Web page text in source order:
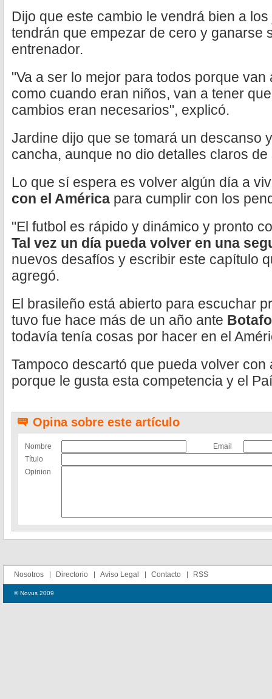
Dijo que este cambio le vendrá bien a
tendrán que empezar de cero y ganarse
entrenador.
"Va a ser lo mejor para todos porque
como cuando eran niños, van a tener
cambios eran necesarios", explicó.
Jardine dijo que se tomará un descanso
cancha, aunque no dio detalles claros de
Lo que sí espera es volver algún día a
con el América para cumplir con los
"El futbol es rápido y dinámico y pronto
Tal vez un día pueda volver en una
nuevos desafíos y escribir este capítulo
agregó.
El brasileño está abierto para escuchar
tuvo fue hace más de un año ante
todavía tenía cosas por hacer en el
Tampoco descartó que pueda volver
porque le gusta esta competencia y el
Opina sobre este artículo
Nombre
Email
Título
Opinion
Nosotros Directorio Aviso Legal Contacto RSS
© Novus 2009